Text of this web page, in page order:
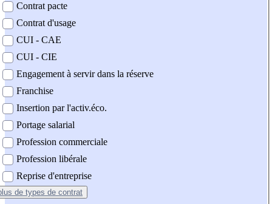
Contrat pacte
Contrat d'usage
CUI - CAE
CUI - CIE
Engagement à servir dans la réserve
Franchise
Insertion par l'activ.éco.
Portage salarial
Profession commerciale
Profession libérale
Reprise d'entreprise
de types de contrat